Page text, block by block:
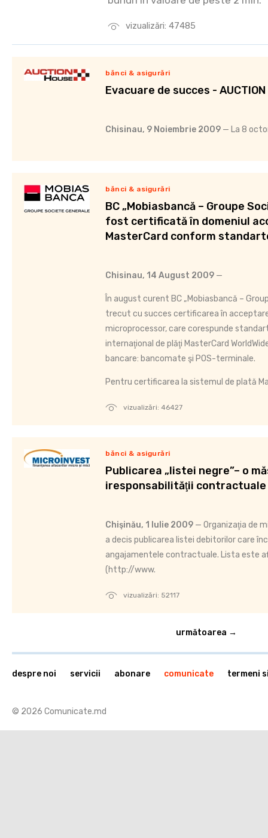
vizualizări: 47485
bănci & asigurări
Evacuare de succes - AUCTION
Chisinau, 9 Noiembrie 2009 — La 8
vizualizări: 46427
bănci & asigurări
BC „Mobiasbancă – Groupe
fost certificată în domeniul
MasterCard conform
Chisinau, 14 August 2009 —
În august curent BC „Mobiasbancă –
trecut cu succes certificarea în
microprocessor, care corespunde
internaţional de plăţi MasterCard
bancare: bancomate şi POS-terminale.
Pentru certificarea la sistemul de plată
vizualizări: 52117
bănci & asigurări
Publicarea „listei negre”– o
iresponsabilităţii
Chişinău, 1 Iulie 2009 — Organizaţia de
a decis publicarea listei debitorilor care
angajamentele contractuale. Lista este
(http://www.
următoarea →
© 2026 Comunicate.md
despre noi servicii abonare comunicate termeni